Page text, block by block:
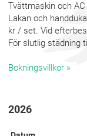
Tvättmaskin och
Lakan och
kr / set. Vid
För slutlig städning
Bokningsvillkor »
2026